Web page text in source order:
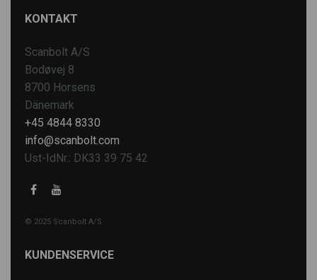
KONTAKT
Scanbolt A/S
Bodøvej 8
8700 Horsens
Dänemark
+45 4844 8330
info@scanbolt.com
Ust-IdNr.: DK33 39 75 42
© 2025 Scanbolt A/S
KUNDENSERVICE